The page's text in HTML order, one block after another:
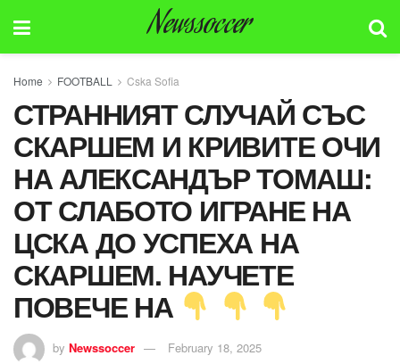
Newssoccer
Home FOOTBALL Cska Sofia
СТРАННИЯТ СЛУЧАЙ СЪС
СКАРШЕМ И КРИВИТЕ ОЧИ
НА АЛЕКСАНДЪР ТОМАШ:
ОТ СЛАБОТО ИГРАНЕ НА
ЦСКА ДО УСПЕХА НА
СКАРШЕМ. НАУЧЕТЕ
ПОВЕЧЕ НА
by Newssoccer February 18, 2025